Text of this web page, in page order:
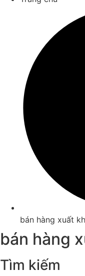
bán hàng xuất
bán hàng
Tìm kiếm